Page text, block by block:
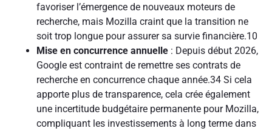
favoriser l’émergence de nouveaux moteurs de
recherche, mais Mozilla craint que la transition ne
soit trop longue pour assurer sa survie financière.10
Mise en concurrence annuelle : Depuis début 2026,
Google est contraint de remettre ses contrats de
recherche en concurrence chaque année.34 Si cela
apporte plus de transparence, cela crée également
une incertitude budgétaire permanente pour Mozilla,
compliquant les investissements à long terme dans